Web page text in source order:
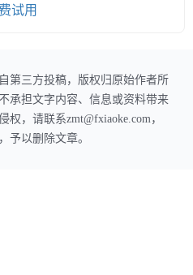
试用
第三方投稿，版权归原始作者所
承担文字内容、信息或资料带来
，请联系zmt@fxiaoke.com，
予以删除文章。